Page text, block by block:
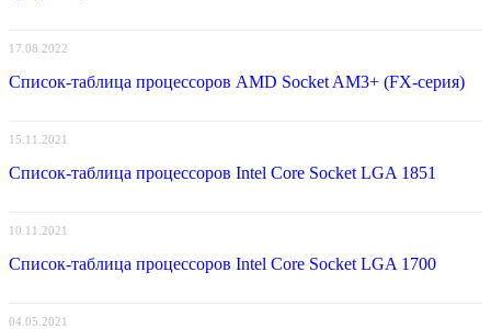
17.08.2022
Список-таблица процессоров AMD Socket AM3+ (FX-серия)
15.11.2021
Список-таблица процессоров Intel Core Socket LGA 1851
10.11.2021
Список-таблица процессоров Intel Core Socket LGA 1700
04.05.2021